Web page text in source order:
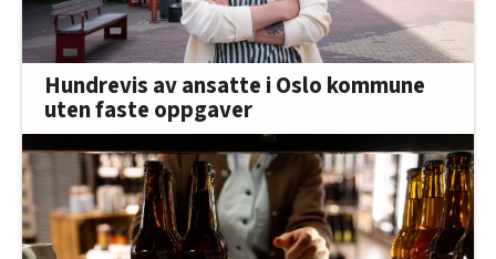
Hundrevis av ansatte i Oslo kommune
uten faste oppgaver